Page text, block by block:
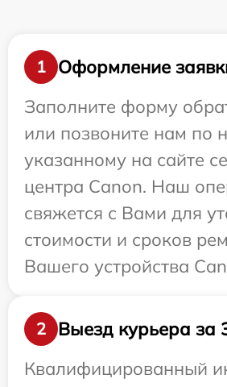
1
Оформление
Заполните форму
или позвоните нам по
указанному на сайте
центра Canon. Наш
свяжется с Вами для
стоимости и сроков
Вашего устройства
2
Выезд курьера за
Квалифицированный